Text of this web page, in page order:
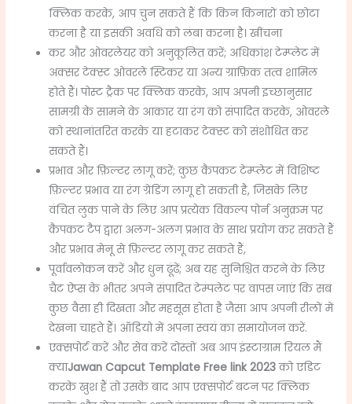
क्लिक करके, आप चुन सकते हैं कि किन किनारों को छोटा
करना है या इसकी अवधि को लंबा करना है।खींचना
कर और ओवरलेयर को अनुकूलित करें; अधिकांश टेम्प्लेट में
अक्सर टेक्स्ट ओवरले स्टिकर या अन्य ग्राफ़िक तत्व शामिल
होते हैं।पोस्ट ट्रैक पर क्लिक करके, आप अपनी इच्छानुसार
सामग्री के सामने के आकार या रंग को संपादित करके, ओवरले
को स्थानांतरित करके या हटाकर टेक्स्ट को संशोधित कर
सकते हैं।
प्रभाव और फ़िल्टर लागू करें;कुछ कैपकट टेम्प्लेट में विशिष्ट
फ़िल्टर प्रभाव या रंग ग्रेडिंग लागू हो सकती है, जिसके लिए
वंचित लुक पाने के लिए आप प्रत्येक विकल्प पोर्न अनुक्रम पर
कैपकट टैप द्वारा अलग-अलग प्रभाव के साथ प्रयोग कर सकते हैं
और प्रभाव मेनू से फ़िल्टर लागू कर सकते हैं,
पूर्वावलोकन करें और धुन ढूंढें; अब यह सुनिश्चित करने के लिए
चैट ऐप्स के भीतर अपने संपादित टेम्पलेट पर वापस जाएं कि सब
कुछ वैसा ही दिखता और महसूस होता है जैसा आप अपनी रीलों में
देखना चाहते हैं। ऑडियो में अपना स्वयं का समायोजन करें.
एक्सपोर्ट करें और सेव करें दोस्तों अब आप इंस्टाग्राम रियल मैं
क्याJawan Capcut Template Free link 2023कोएडिट
करके खुश हैंतो उसके बाद आप एक्सपोर्ट बटन पर क्लिक